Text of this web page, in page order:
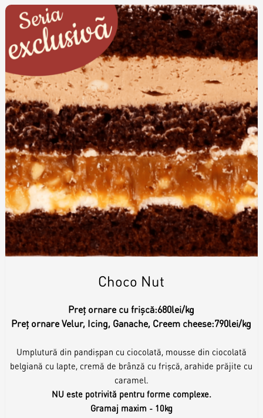
Choco Nut
Preț ornare cu frișcă:680lei/kg
Preț ornare Velur, Icing, Ganache, Creem cheese:790lei/kg
Umplutură din pandișpan cu ciocolată, mousse din ciocolată
belgiană cu lapte, cremă de brânză cu frișcă, arahide prăjite cu
caramel.
NU este potrivită pentru forme complexe.
Gramaj maxim - 10kg